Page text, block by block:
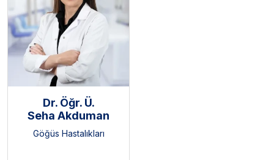
Dr. Öğr. Ü.
Seha Akduman
Göğüs Hastalıkları